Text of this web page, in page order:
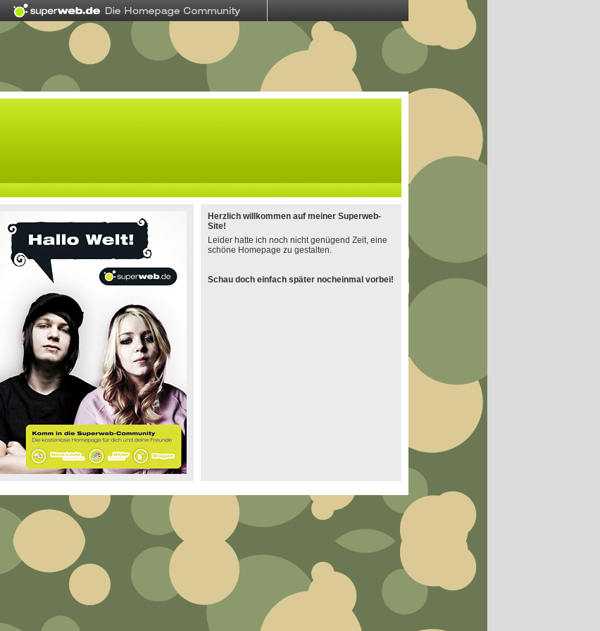
Herzlich willkommen auf meiner Superweb-
Site!
Leider hatte ich noch nicht genügend Zeit, eine
schöne Homepage zu gestalten.
Schau doch einfach später nocheinmal vorbei!